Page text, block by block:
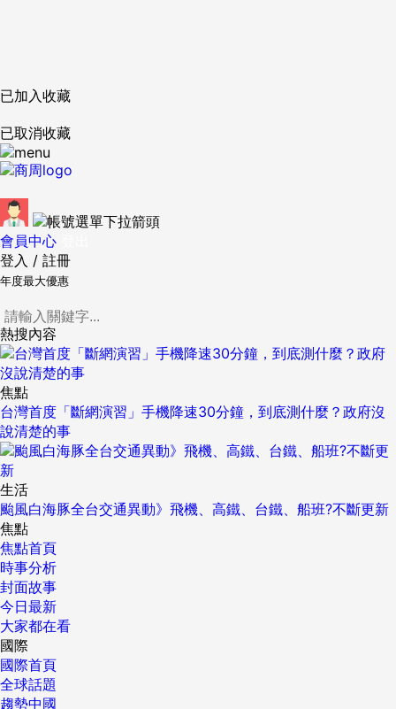
已加入收藏
已取消收藏
會員中心
登入 / 註冊
年度最大優惠
熱搜內容
焦點
台灣首度「斷網演習」手機降速30分鐘，到底測什麼？政府沒
說清楚的事
生活
颱風白海豚全台交通異動》飛機、高鐵、台鐵、船班?不斷更新
焦點
焦點首頁
時事分析
封面故事
今日最新
大家都在看
國際
國際首頁
全球話題
趨勢中國